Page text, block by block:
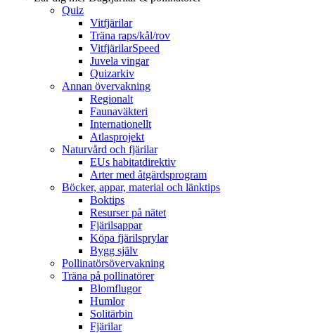
Quiz
Vitfjärilar
Träna raps/kål/rov
VitfjärilarSpeed
Juvela vingar
Quizarkiv
Annan övervakning
Regionalt
Faunaväkteri
Internationellt
Atlasprojekt
Naturvård och fjärilar
EUs habitatdirektiv
Arter med åtgärdsprogram
Böcker, appar, material och länktips
Boktips
Resurser på nätet
Fjärilsappar
Köpa fjärilsprylar
Bygg själv
Pollinatörsövervakning
Träna på pollinatörer
Blomflugor
Humlor
Solitärbin
Fjärilar